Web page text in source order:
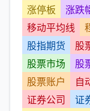
涨停板
涨跌
移动平均线
股指期货
股
股票市场
股
股票账户
自
证券公司
证